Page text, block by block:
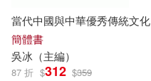
桑磊（主編）(65)
楊東勝（主編）(65)
吉林美術出版社(741)
當代中國與中華優秀傳統文化
簡體書
吳冰（主編）
87 折 $312 $359